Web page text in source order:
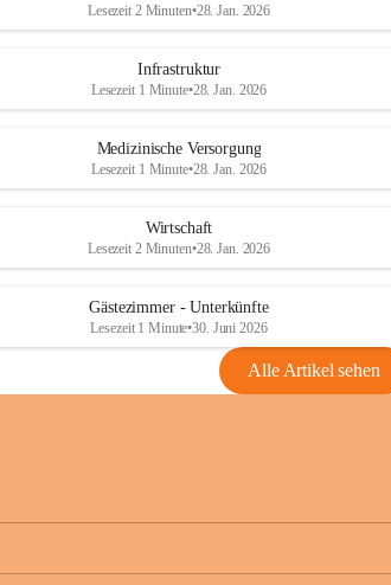
Lesezeit 2 Minuten•28. Jan. 2026
Infrastruktur
Lesezeit 1 Minute•28. Jan. 2026
Medizinische Versorgung
Lesezeit 1 Minute•28. Jan. 2026
Wirtschaft
Lesezeit 2 Minuten•28. Jan. 2026
Gästezimmer - Unterkünfte
Lesezeit 1 Minute•30. Juni 2026
Alle Artikel sehen